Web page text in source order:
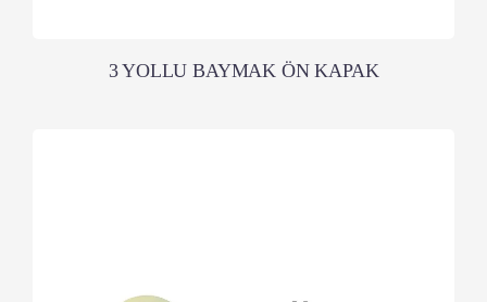
3 YOLLU BAYMAK ÖN KAPAK